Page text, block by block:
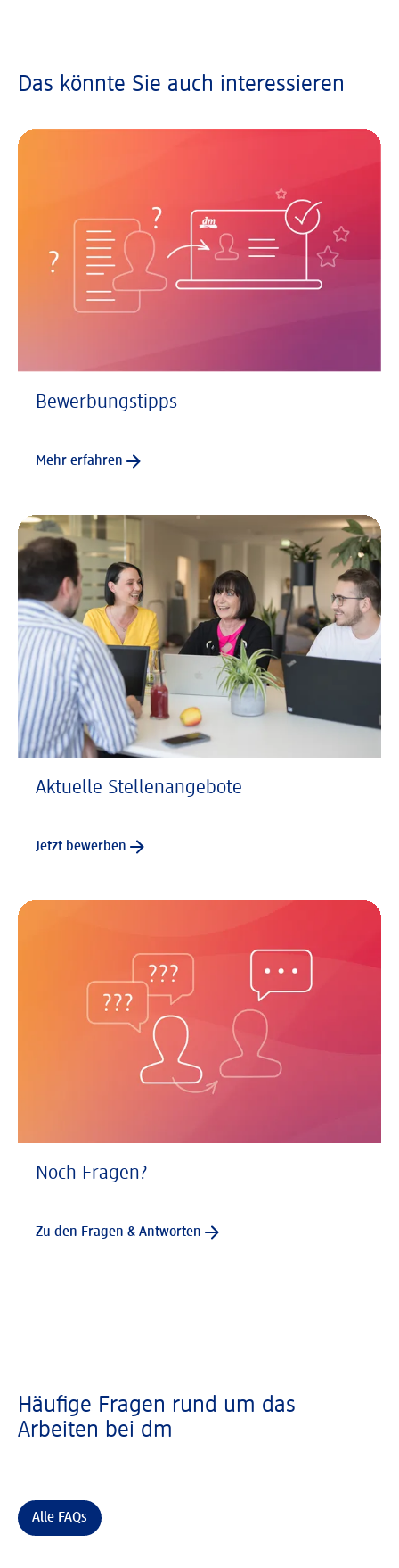
Das könnte Sie auch interessieren
Bewerbungstipps
Mehr erfahren
Aktuelle Stellenangebote
Jetzt bewerben
Noch Fragen?
Zu den Fragen & Antworten
Häufige Fragen rund um das
Arbeiten bei dm
Alle FAQs